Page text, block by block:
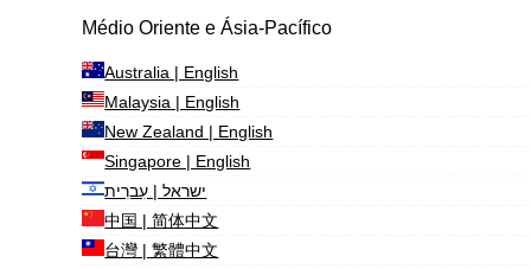
Médio Oriente e Ásia-Pacífico
Australia | English
Malaysia | English
New Zealand | English
Singapore | English
ישראל | עִברִית
中国 | 简体中文
台灣 | 繁體中文